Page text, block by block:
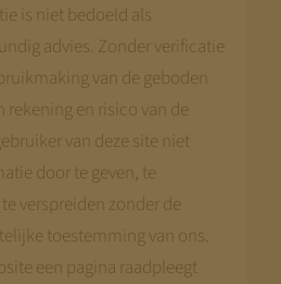
is niet bedoeld als
advies. Zonder verificatie
van de geboden
rekening en risico van de
van deze site niet
door te geven, te
verspreiden zonder de
toestemming van ons.
een pagina raadpleegt